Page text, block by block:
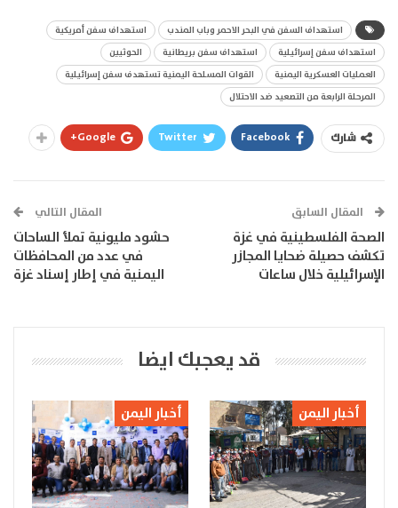
استهداف السفن في البحر الاحمر وباب المندب
استهداف سفن أمريكية
استهداف سفن إسرائيلية
استهداف سفن بريطانية
الحوثيين
العمليات العسكرية اليمنية
القوات المسلحة اليمنية تستهدف سفن إسرائيلية
المرحلة الرابعة من التصعيد ضد الاحتلال
شارك Facebook
Twitter
Google+
المقال السابق
الصحة الفلسطينية في غزة
تكشف حصيلة ضحايا المجازر
الإسرائيلية خلال ساعات
المقال التالي
حشود مليونية تملأ الساحات
في عدد من المحافظات
اليمنية في إطار إسناد غزة
قد يعجبك ايضا
أخبار اليمن أخبار اليمن